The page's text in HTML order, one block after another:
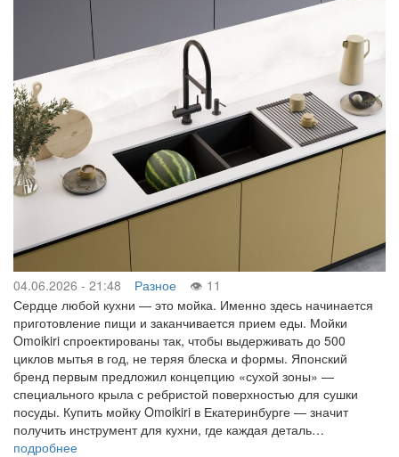
04.06.2026 - 21:48 Разное
11
Сердце любой кухни — это мойка. Именно здесь начинается
приготовление пищи и заканчивается прием еды. Мойки
Omoikiri спроектированы так, чтобы выдерживать до 500
циклов мытья в год, не теряя блеска и формы. Японский
бренд первым предложил концепцию «сухой зоны» —
специального крыла с ребристой поверхностью для сушки
посуды. Купить мойку Omoikiri в Екатеринбурге — значит
получить инструмент для кухни, где каждая деталь…
подробнее